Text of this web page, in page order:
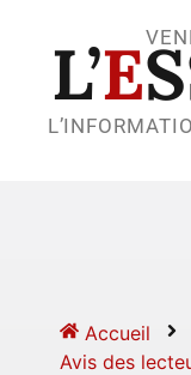
L’E
Accueil
Avis des